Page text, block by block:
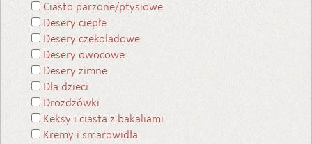
Ciasto parzone/ptysiowe
Desery ciepłe
Desery czekoladowe
Desery owocowe
Desery zimne
Dla dzieci
Drożdżówki
Keksy i ciasta z bakaliami
Kremy i smarowidła